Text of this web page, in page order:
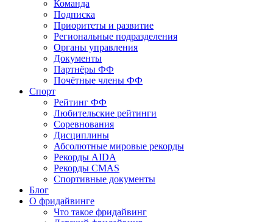
Команда
Подписка
Приоритеты и развитие
Региональные подразделения
Органы управления
Документы
Партнёры ФФ
Почётные члены ФФ
Спорт
Рейтинг ФФ
Любительские рейтинги
Соревнования
Дисциплины
Абсолютные мировые рекорды
Рекорды AIDA
Рекорды CMAS
Спортивные документы
Блог
О фридайвинге
Что такое фридайвинг